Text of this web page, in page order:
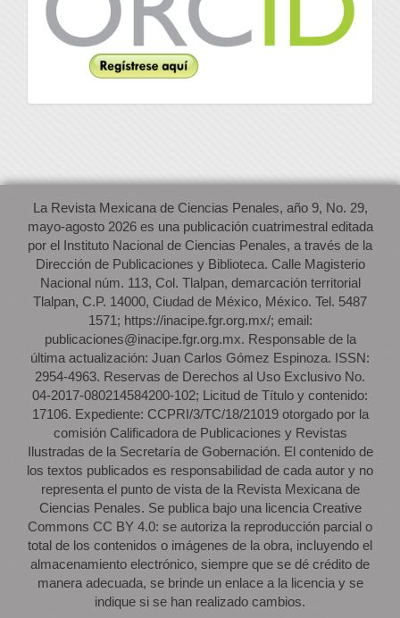
La Revista Mexicana de Ciencias Penales, año 9, No. 29,
mayo-agosto 2026 es una publicación cuatrimestral editada
por el Instituto Nacional de Ciencias Penales, a través de la
Dirección de Publicaciones y Biblioteca. Calle Magisterio
Nacional núm. 113, Col. Tlalpan, demarcación territorial
Tlalpan, C.P. 14000, Ciudad de México, México. Tel. 5487
1571; https://inacipe.fgr.org.mx/; email:
publicaciones@inacipe.fgr.org.mx. Responsable de la
última actualización: Juan Carlos Gómez Espinoza. ISSN:
2954-4963. Reservas de Derechos al Uso Exclusivo No.
04-2017-080214584200-102; Licitud de Título y contenido:
17106. Expediente: CCPRI/3/TC/18/21019 otorgado por la
comisión Calificadora de Publicaciones y Revistas
Ilustradas de la Secretaría de Gobernación. El contenido de
los textos publicados es responsabilidad de cada autor y no
representa el punto de vista de la Revista Mexicana de
Ciencias Penales. Se publica bajo una licencia Creative
Commons CC BY 4.0: se autoriza la reproducción parcial o
total de los contenidos o imágenes de la obra, incluyendo el
almacenamiento electrónico, siempre que se dé crédito de
manera adecuada, se brinde un enlace a la licencia y se
indique si se han realizado cambios.